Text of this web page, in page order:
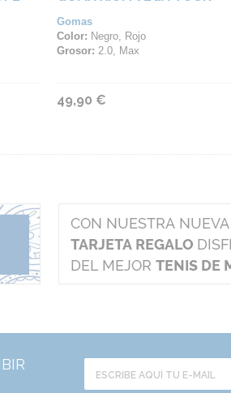
Gomas
Color: Negro, Rojo
Grosor: 2.0, Max
49,90 €